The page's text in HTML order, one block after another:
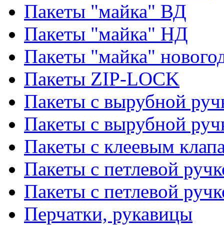
Пакеты "майка" ВД
Пакеты "майка" НД
Пакеты "майка"
Пакеты ZIP-LOCK
Пакеты с вырубной
Пакеты с вырубной
Пакеты с клеевым
Пакеты с петлевой
Пакеты с петлевой
Перчатки, рукавицы